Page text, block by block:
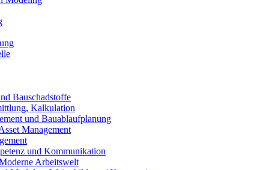
Bauschadstoffe
Kalkulation
und Bauablaufplanung
Management
und Kommunikation
Arbeitswelt